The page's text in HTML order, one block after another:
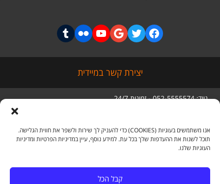
אנו משתמשים בעוגיות (COOKIES) כדי להעניק לך שירות ולשפר את חווית הגלישה.
תוכל לשנות את ההעדפות שלך בכל עת. למידע נוסף, עיין במדיניות הפרטיות ומדיניות
העוגיות שלנו.
קבל הכל
יצירת קשר במיידית
נייד: 052-5555574 - זמינות 24/7
בני ברק
מדיה חברתית